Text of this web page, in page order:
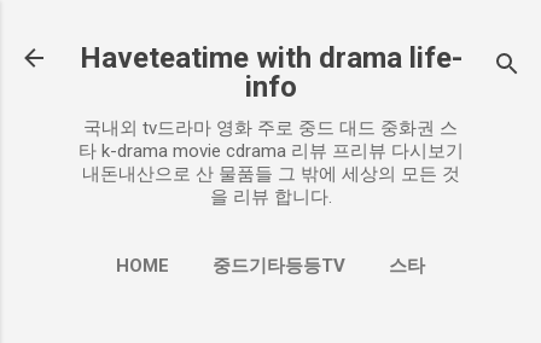
Haveteatime with drama life-
info
국내외 tv드라마 영화 주로 중드 대드 중화권 스
타 k-drama movie cdrama 리뷰 프리뷰 다시보기
내돈내산으로 산 물품들 그 밖에 세상의 모든 것
을 리뷰 합니다.
HOME 중드기타등등TV 스타